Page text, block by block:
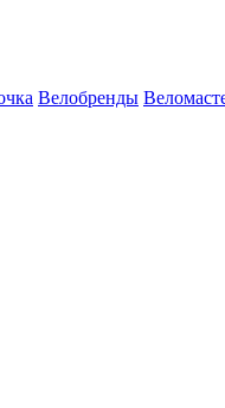
Велобренды